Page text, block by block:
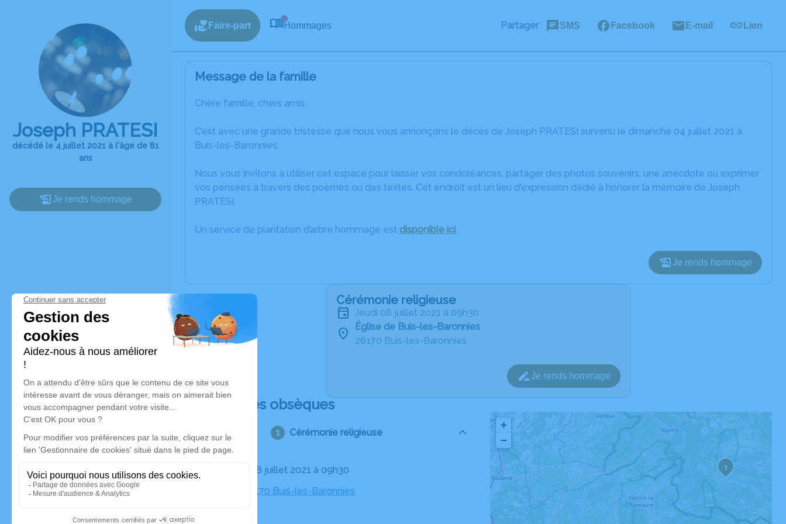
Joseph PRATESI
décédé le 4 juillet 2021 à l'âge de 81
ans
Je rends hommage
Faire-part Hommages Partager SMS Facebook E-mail Lien
Message de la famille
Chère famille, chers amis,
C’est avec une grande tristesse que nous vous annonçons le décès de Joseph PRATESI survenu le dimanche 04 juillet 2021 à
Buis-les-Baronnies.
Nous vous invitons à utiliser cet espace pour laisser vos condoléances, partager des photos souvenirs, une anecdote ou exprimer
vos pensées à travers des poèmes ou des textes. Cet endroit est un lieu d'expression dédié à honorer la mémoire de Joseph
PRATESI.
Un service de plantation d’arbre hommage est disponible ici.
Je rends hommage
Cérémonie religieuse
jeudi 08 juillet 2021 à 09h30
Église de Buis-les-Baronnies
26170 Buis-les-Baronnies
Je rends hommage
Déroulé des obsèques
Cérémonie religieuse
Le jeudi 08 juillet 2021 à 09h30
Église, 26170 Buis-les-Baronnies
1
+
−